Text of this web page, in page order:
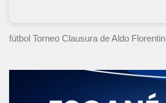
fútbol Torneo Clausura de Aldo Florentin